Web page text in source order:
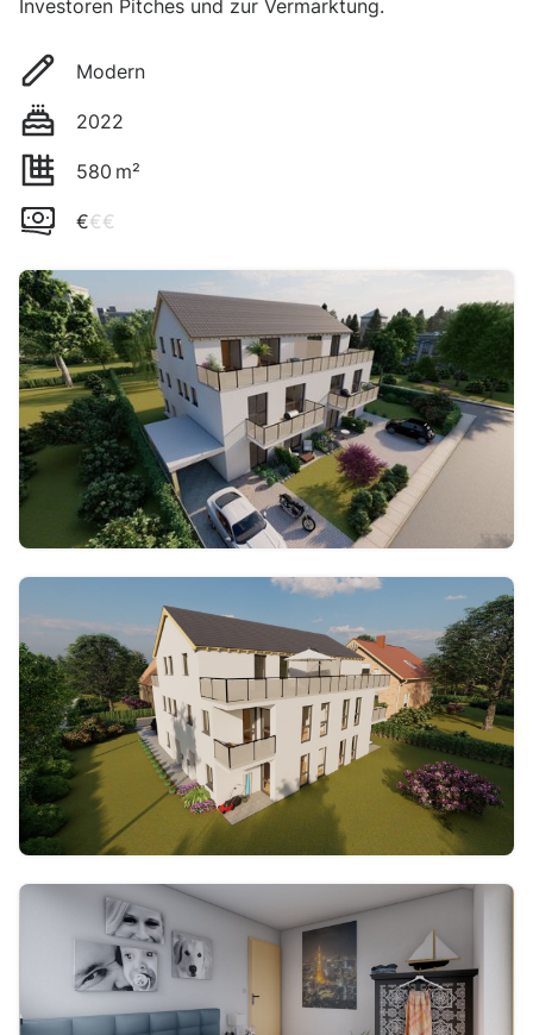
Investoren Pitches und zur Vermarktung.
Modern
2022
580 m²
€€€